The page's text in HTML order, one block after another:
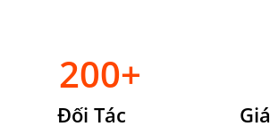
200+
Đối Tác